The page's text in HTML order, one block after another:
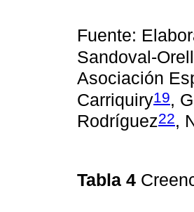
Fuente:
Sandoval-
Asociación
Carriquiry19,
Rodríguez22,
Tabla 4